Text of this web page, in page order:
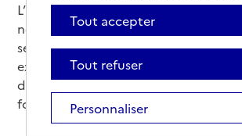
L’allumage automatique de la
notamment pour se déplacer la nuit
sécurité. Une vidéo, réalisée par le
explique très simplement à quoi
dispositifs d’éclairage automatique
fonctionnent.
Tout accepter
Tout refuser
Personnaliser